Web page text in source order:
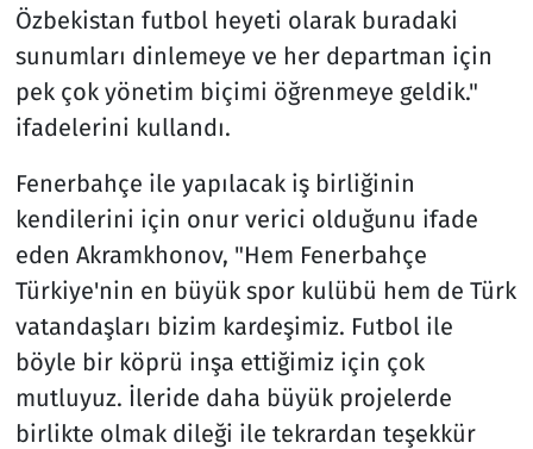
Özbekistan futbol heyeti olarak buradaki
sunumları dinlemeye ve her departman için
pek çok yönetim biçimi öğrenmeye geldik."
ifadelerini kullandı.
Fenerbahçe ile yapılacak iş birliğinin
kendilerini için onur verici olduğunu ifade
eden Akramkhonov, "Hem Fenerbahçe
Türkiye'nin en büyük spor kulübü hem de Türk
vatandaşları bizim kardeşimiz. Futbol ile
böyle bir köprü inşa ettiğimiz için çok
mutluyuz. İleride daha büyük projelerde
birlikte olmak dileği ile tekrardan teşekkür